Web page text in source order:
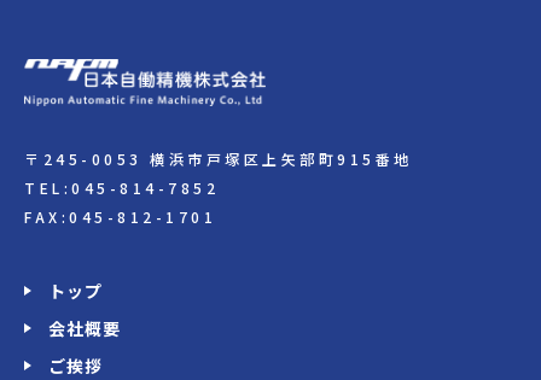
〒245-0053 横浜市戸塚区上矢部町915番地
TEL:045-814-7852
FAX:045-812-1701
トップ
会社概要
ご挨拶